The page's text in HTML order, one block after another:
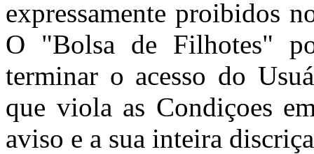
expressamente proibidos
O "Bolsa de Filhotes"
terminar o acesso do
que viola as Condiçoes
aviso e a sua inteira